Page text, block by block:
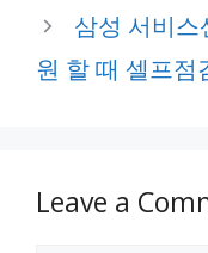
삼성 서비스
원 할 때 셀프점
Leave a